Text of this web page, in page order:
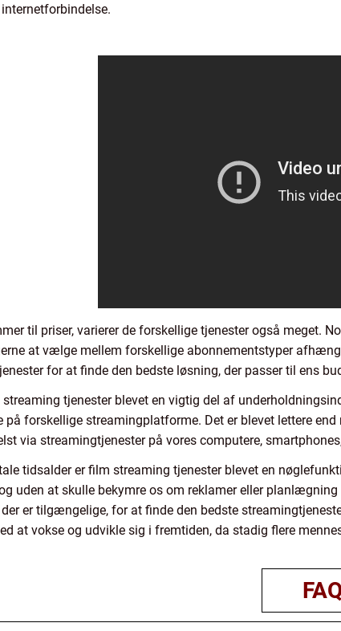
til priser, varierer de forskellige tjenester også meget.
at vælge mellem forskellige abonnementstyper
for at finde den bedste løsning, der passer til ens
streaming tjenester blevet en vigtig del af
forskellige streamingplatforme. Det er blevet lettere
via streamingtjenester på vores computere,
tidsalder er film streaming tjenester blevet en
uden at skulle bekymre os om reklamer eller
er tilgængelige, for at finde den bedste
at vokse og udvikle sig i fremtiden, da stadig flere